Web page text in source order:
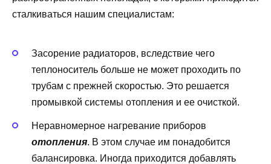
сталкиваться нашим специалистам:
Засорение радиаторов, вследствие чего
теплоноситель больше не может проходить по
трубам с прежней скоростью. Это решается
промывкой системы отопления и ее очисткой.
Неравномерное нагревание приборов
отопления. В этом случае им понадобится
балансировка. Иногда приходится добавлять